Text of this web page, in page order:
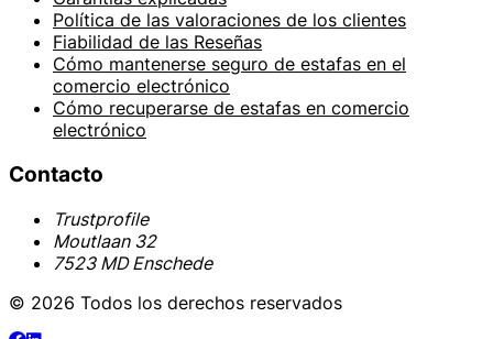
Política de las valoraciones de los clientes
Fiabilidad de las Reseñas
Cómo mantenerse seguro de estafas en el
comercio electrónico
Cómo recuperarse de estafas en comercio
electrónico
Contacto
Trustprofile
Moutlaan 32
7523 MD Enschede
© 2026 Todos los derechos reservados